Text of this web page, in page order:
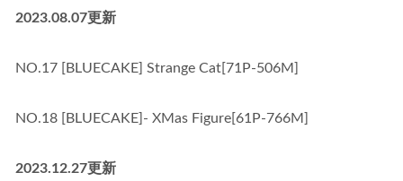
2023.08.07更新
NO.17 [BLUECAKE] Strange Cat[71P-506M]
NO.18 [BLUECAKE]- XMas Figure[61P-766M]
2023.12.27更新